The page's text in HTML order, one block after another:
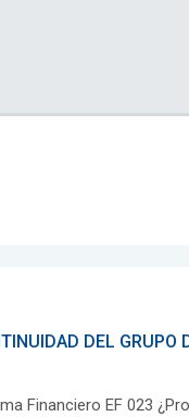
DEL GRUPO
Financiero EF 023